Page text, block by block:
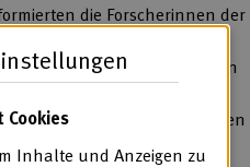
die Forscherinnen der
über den aktuellen
Teilprojekt 1. Dabei erhielten
in die derzeit laufende
erforschen die fünf beteiligten
der BAG WfbM
Cookies
Inhalte und Anzeigen zu